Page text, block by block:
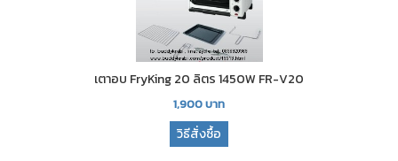
เตาอบ FryKing 20 ลิตร 1450W FR-V20
1,900บาท
วิธีสั่งซื้อ